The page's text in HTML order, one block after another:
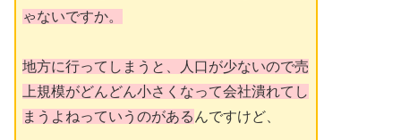
ゃないですか。
地方に行ってしまうと、人口が少ないので売
上規模がどんどん小さくなって会社潰れてし
まうよねっていうのがある んですけど、